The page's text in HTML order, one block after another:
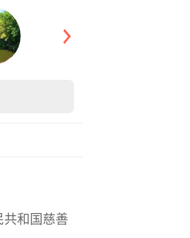
共和国慈善